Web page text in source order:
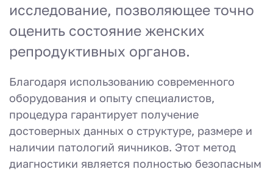
исследование, позволяющее точно
оценить состояние женских
репродуктивных органов.
Благодаря использованию современного
оборудования и опыту специалистов,
процедура гарантирует получение
достоверных данных о структуре, размере и
наличии патологий яичников. Этот метод
диагностики является полностью безопасным